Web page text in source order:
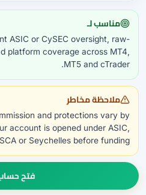
مناسب لـ
ASIC or CySEC oversight, raw-
platform coverage across MT4,
MT5 and cTrader.
ملاحظة مخاطر
and protections vary by
account is opened under ASIC,
or Seychelles before funding.
فتح